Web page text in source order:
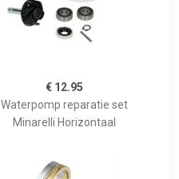
€ 12.95
Waterpomp reparatie set
Minarelli Horizontaal